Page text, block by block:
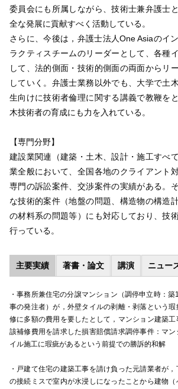
委員会にも所属しながら、技術士兼弁護士
全な発展に貢献すべく活動している。
さらに、今後は，弁護士法人One Asiaのイ
ラクティスチームのリーダーとして、各種
して、法的側面・技術的側面の両面からリ
していく。弁護士業務以外でも、大学で土
生向けに技術者倫理に関する講義で教鞭を
木技術者の育成にも力を入れている。
【専門分野】
建設業関連（建築・土木、設計・施工すべ
業全般において、全国各地のクライアント
専門の訴訟案件、交渉案件の実績がある。
な技術的案件（地盤の問題、構造物の構造
の材料系の問題等）にも対応しており、技
行っている。
主要実績 著書・論文 講演 ニュー
・事務所兼住宅の分譲マンション（調停申立時：
事の発注者）が，外壁タイルの剥離・剥落という
修に多額の費用を要したとして，マンション建築
該補修費用を請求した損害賠償請求調停事件：マ
イル施工に瑕疵があるという前提での勝訴的和解
・戸建て住宅の建築工事を請け負った元請業者が
の接続ミスで室内が水浸しになったことから建物